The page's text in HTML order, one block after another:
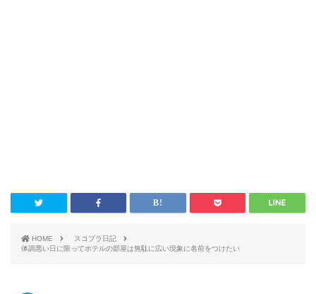
HOME
スコプラ日記
体調悪い日に限ってホテルの部屋は無駄に広い現象に名前をつけたい